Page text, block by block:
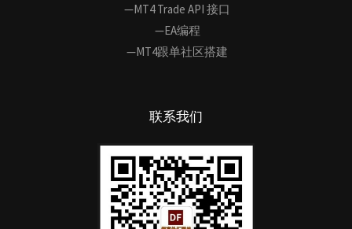
—MT4 Trade API 接口
—EA编程
—MT4跟单社区搭建
联系我们